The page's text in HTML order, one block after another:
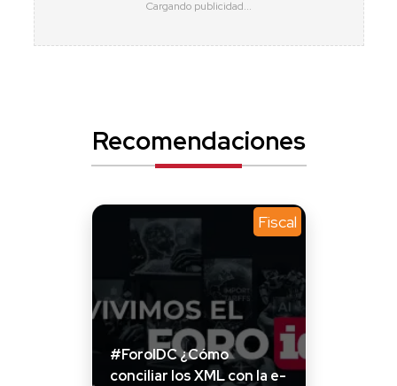
Recomendaciones
Fiscal
#ForoIDC ¿Cómo
conciliar los XML con la e-